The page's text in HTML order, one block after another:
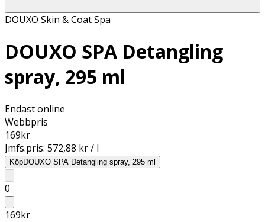
DOUXO Skin & Coat Spa
DOUXO SPA Detangling
spray, 295 ml
Endast online
Webbpris
169kr
Jmfs.pris: 572,88 kr / l
KöpDOUXO SPA Detangling spray, 295 ml
0
169kr